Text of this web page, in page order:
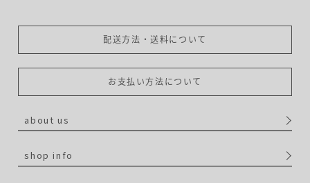
配送方法・送料について
お支払い方法について
about us
shop info